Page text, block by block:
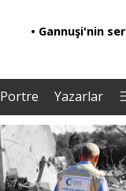
• Gannuşi'nin
• Ebeveynliğin
Portre Yazarlar